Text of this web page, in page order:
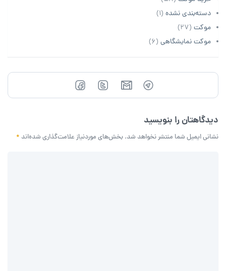
دسته‌بندی نشده (1)
موکت (27)
موکت نمایشگاهی (6)
دیدگاهتان را بنویسید
نشانی ایمیل شما منتشر نخواهد شد. بخش‌های موردنیاز علامت‌گذاری شده‌اند *